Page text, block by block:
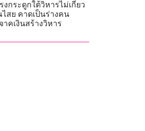
งกระดูกใต้วิหารไม่เกี่ยว
สย คาดเป็นร่างคน
าคเงินสร้างวิหาร